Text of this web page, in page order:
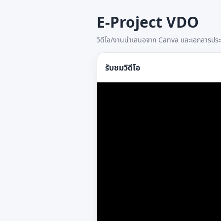
E-Project VDO
วิดีโอ/งานนำเสนอจาก Canva และเอกสารป
รับชมวิดีโอ